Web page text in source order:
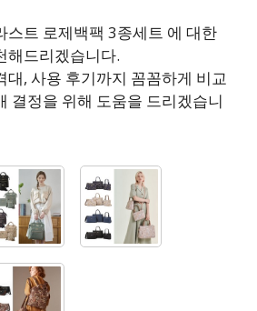
스트 로제백팩 3종세트 에 대한
해드리겠습니다.
대, 사용 후기까지 꼼꼼하게 비교
결정을 위해 도움을 드리겠습니